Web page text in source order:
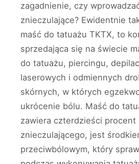
zagadnienie, czy
znieczulające? Ewidentnie
maść do tatuażu TKTX, to
sprzedająca się na świecie
do tatuażu, piercingu,
laserowych i odmiennych
skórnych, w których
ukrócenie bólu. Maść do
zawiera czterdzieści procent
znieczulającego, jest
przeciwbólowym, który